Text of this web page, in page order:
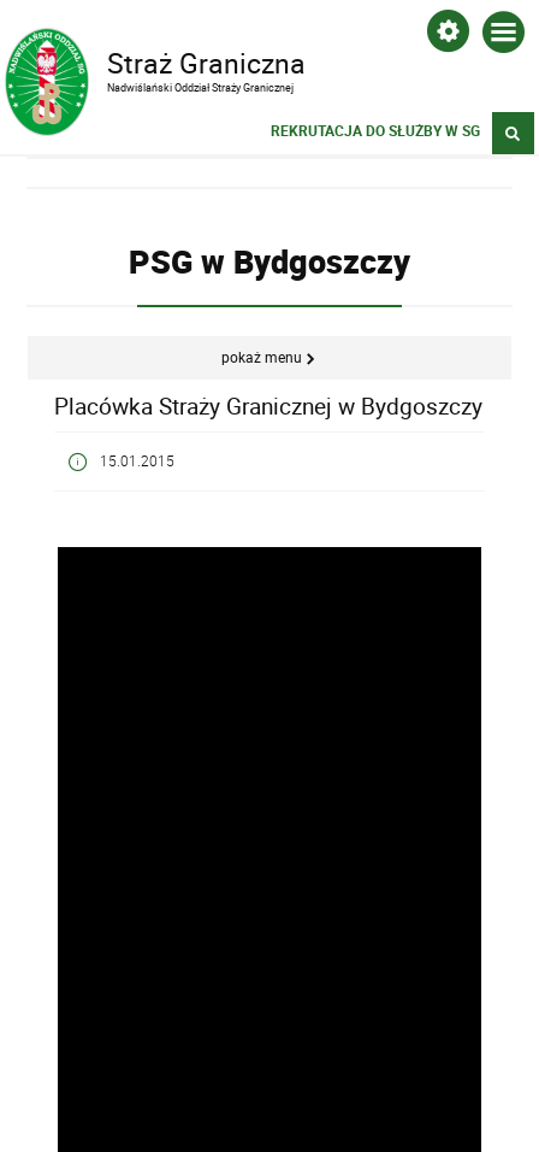
Straż Graniczna
Nadwiślański Oddział Straży Granicznej
REKRUTACJA DO SŁUŻBY W SG
PSG w Bydgoszczy
pokaż menu
Placówka Straży Granicznej w Bydgoszczy
15.01.2015